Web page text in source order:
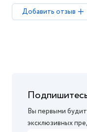
Добавить отзыв
Вы первыми
эксклюзивных